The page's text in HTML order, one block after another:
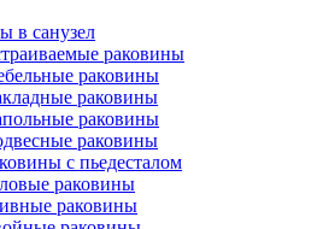
в санузел
раковины
раковины
раковины
раковины
раковины
с пьедесталом
раковины
раковины